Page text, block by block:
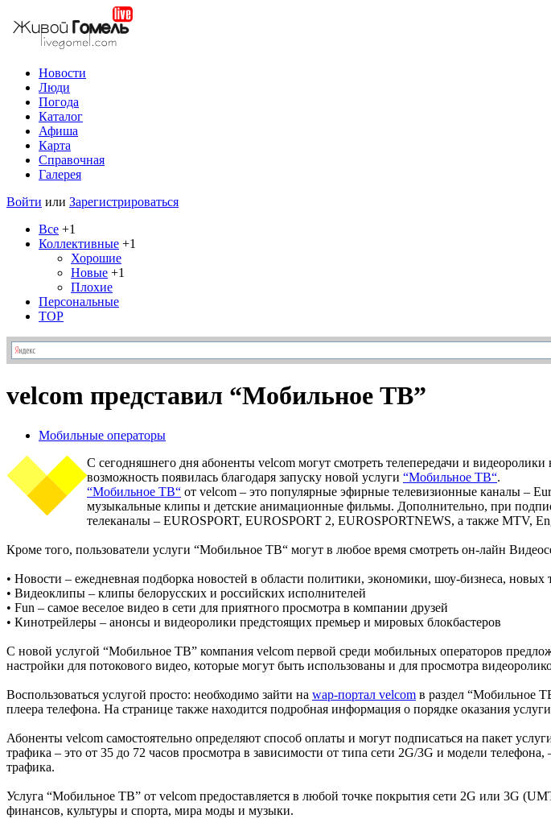
Новости
Люди
Погода
Каталог
Афиша
Карта
Справочная
Галерея
Войти или Зарегистрироваться
Все +1
Коллективные +1
Хорошие
Новые +1
Плохие
Персональные
TOP
velcom представил “Мобильное ТВ”
Мобильные операторы
С сегодняшнего дня абоненты velcom могут смотреть телепередачи и
возможность появилась благодаря запуску новой услуги “Мобильное ТВ“.
“Мобильное ТВ“ от velcom – это популярные эфирные телевизионные каналы –
музыкальные клипы и детские анимационные фильмы. Дополнительно, при
телеканалы – EUROSPORT, EUROSPORT 2, EUROSPORTNEWS, а также MTV,
Кроме того, пользователи услуги “Мобильное ТВ“ могут в любое время смотреть он-лайн
• Новости – ежедневная подборка новостей в области политики, экономики, шоу-бизнеса, новых
• Видеоклипы – клипы белорусских и российских исполнителей
• Fun – самое веселое видео в сети для приятного просмотра в компании друзей
• Кинотрейлеры – анонсы и видеоролики предстоящих премьер и мировых блокбастеров
С новой услугой “Мобильное ТВ” компания velcom первой среди мобильных операторов
настройки для потокового видео, которые могут быть использованы и для просмотра
Воспользоваться услугой просто: необходимо зайти на wap-портал velcom в раздел “Мобильное
плеера телефона. На странице также находится подробная информация о порядке оказания
Абоненты velcom самостоятельно определяют способ оплаты и могут подписаться на пакет
трафика – это от 35 до 72 часов просмотра в зависимости от типа сети 2G/3G и модели
трафика.
Услуга “Мобильное ТВ” от velcom предоставляется в любой точке покрытия сети 2G или 3G
финансов, культуры и спорта, мира моды и музыки.